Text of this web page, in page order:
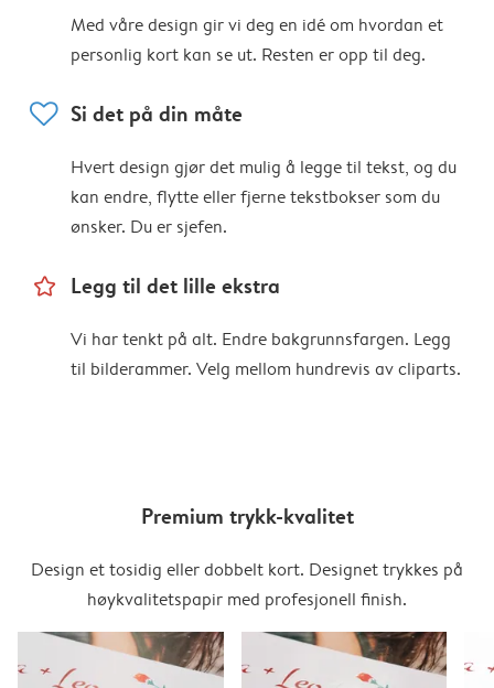
Med våre design gir vi deg en idé om hvordan et
personlig kort kan se ut. Resten er opp til deg.
heart Si det på din måte
Hvert design gjør det mulig å legge til tekst, og du
kan endre, flytte eller fjerne tekstbokser som du
ønsker. Du er sjefen.
star_outline Legg til det lille ekstra
Vi har tenkt på alt. Endre bakgrunnsfargen. Legg
til bilderammer. Velg mellom hundrevis av cliparts.
Premium trykk-kvalitet
Design et tosidig eller dobbelt kort. Designet trykkes på
høykvalitetspapir med profesjonell finish.